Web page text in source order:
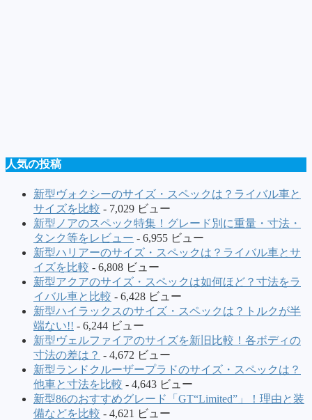
人気の投稿
新型ヴォクシーのサイズ・スペックは？ライバル車と
サイズを比較 - 7,029 ビュー
新型ノアのスペック特集！グレード別に重量・寸法・
タンク等をレビュー - 6,955 ビュー
新型ハリアーのサイズ・スペックは？ライバル車とサ
イズを比較 - 6,808 ビュー
新型アクアのサイズ・スペックは如何ほど？寸法をラ
イバル車と比較 - 6,428 ビュー
新型ハイラックスのサイズ・スペックは？トルクが半
端ない!! - 6,244 ビュー
新型ヴェルファイアのサイズを新旧比較！各ボディの
寸法の差は？ - 4,672 ビュー
新型ランドクルーザープラドのサイズ・スペックは？
他車と寸法を比較 - 4,643 ビュー
新型86のおすすめグレード「GT“Limited”」！理由と装
備などを比較 - 4,621 ビュー